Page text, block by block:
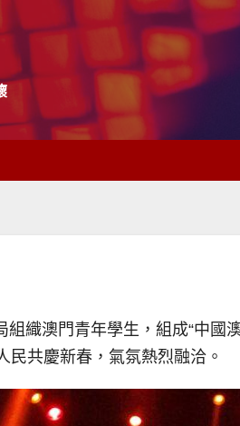
織澳門青年學生，組成“中國
民共慶新春，氣氛熱烈融洽。